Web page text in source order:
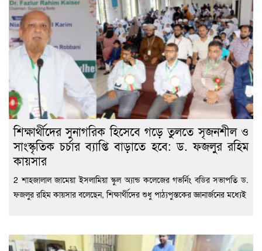
শিক্ষার্থীদের সুনাগরিক হিসেবে গড়ে তুলতে সৃজনশীল ও
সাংস্কৃতিক চর্চার ব্যাপ্তি বাড়াতে হবে: ড. ফজলুর রহিম
কায়সার
2 শাহজালাল জামেয়া ইসলামিয়া স্কুল অ্যান্ড কলেজের গভর্নিং বডির সভাপতি ড.
ফজলুর রহিম কায়সার বলেছেন, শিক্ষার্থীদের শুধু পাঠ্যপুস্তকের জ্ঞানার্জনের মধ্যেই